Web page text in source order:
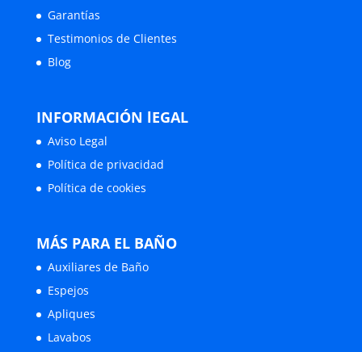
Garantías
Testimonios de Clientes
Blog
INFORMACIÓN lEGAL
Aviso Legal
Política de privacidad
Política de cookies
MÁS PARA EL BAÑO
Auxiliares de Baño
Espejos
Apliques
Lavabos